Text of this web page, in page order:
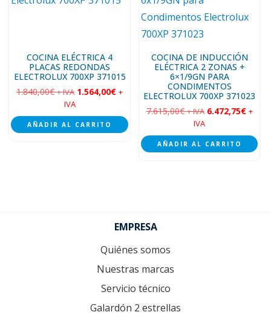
COCINA ELÉCTRICA 4
PLACAS REDONDAS
ELECTROLUX 700XP 371015
1.840,00€ + IVA 1.564,00€ +
IVA
AÑADIR AL CARRITO
COCINA DE INDUCCIÓN
ELÉCTRICA 2 ZONAS +
6×1/9GN PARA
CONDIMENTOS
ELECTROLUX 700XP 371023
7.615,00€ + IVA 6.472,75€ +
IVA
AÑADIR AL CARRITO
EMPRESA
Quiénes somos
Nuestras marcas
Servicio técnico
Galardón 2 estrellas